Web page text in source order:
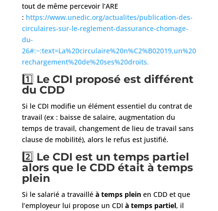
tout de même percevoir l’ARE
: https://www.unedic.org/actualites/publication-des-
circulaires-sur-le-reglement-dassurance-chomage-
du-
26#:~:text=La%20circulaire%20n%C2%B02019,un%20
rechargement%20de%20ses%20droits.
1️⃣ Le CDI proposé est différent
du CDD
Si le CDI modifie un élément essentiel du contrat de
travail (ex : baisse de salaire, augmentation du
temps de travail, changement de lieu de travail sans
clause de mobilité), alors le refus est justifié.
2️⃣ Le CDI est un temps partiel
alors que le CDD était à temps
plein
Si le salarié a travaillé à temps pleinen CDD et que
l’employeur lui propose un CDI à temps partiel, il